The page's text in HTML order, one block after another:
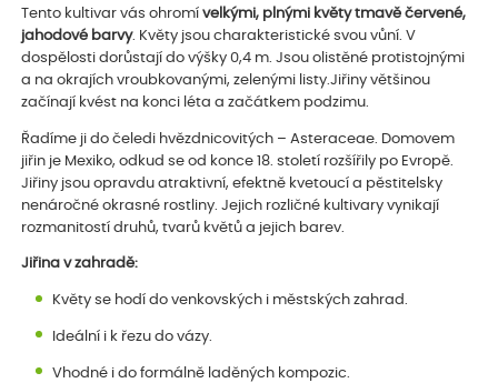
Tento kultivar vás ohromívelkými, plnými květy tmavě červené,
jahodové barvy. Květy jsou charakteristické svou vůní. V
dospělosti dorůstají do výšky 0,4 m. Jsou olistěné protistojnými
a na okrajích vroubkovanými, zelenými listy.Jiřiny většinou
začínají kvést na konci léta a začátkem podzimu.
Řadíme ji do čeledi hvězdnicovitých – Asteraceae. Domovem
jiřin je Mexiko, odkud se od konce 18. století rozšířily po Evropě.
Jiřiny jsou opravdu atraktivní, efektně kvetoucí a pěstitelsky
nenáročné okrasné rostliny. Jejich rozličné kultivary vynikají
rozmanitostí druhů, tvarů květů a jejich barev.
Jiřina v zahradě:
Květy se hodí do venkovských i městských zahrad.
Ideální i k řezu do vázy.
Vhodné i do formálně laděných kompozic.